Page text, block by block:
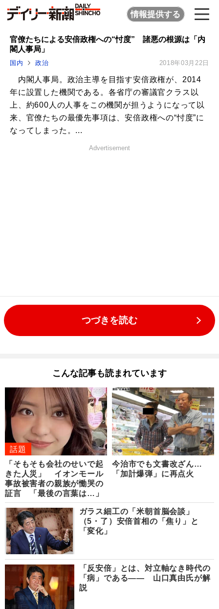
情報提供する
官僚たちによる安倍政権への“忖度” 諸悪の根源は「内
閣人事局」
国内 政治 2018年03月22日
内閣人事局。政治主導を目指す安倍政権が、2014
年に設置した機関である。各省庁の審議官クラス以
上、約600人の人事をこの機関が担うようになって以
来、官僚たちの最優先事項は、安倍政権への“忖度”に
なってしまった。...
Advertisement
つづきを読む
こんな記事も読まれています
話題
「そもそも会社のせいで起
きた人災」 イオンモール
事故被害者の親族が慟哭の
証言 「最後の言葉は…」
今治市でも文書改ざん…
「加計爆弾」に再点火
ガラス細工の「米朝首脳会談」
（5・了）安倍首相の「焦り」と
「変化」
「反安倍」とは、対立軸なき時代の
「病」である―― 山口真由氏が解
説